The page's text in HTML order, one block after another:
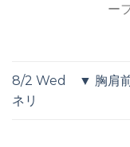
ー
8/2 Wed ▼ 胸肩前
ネリ